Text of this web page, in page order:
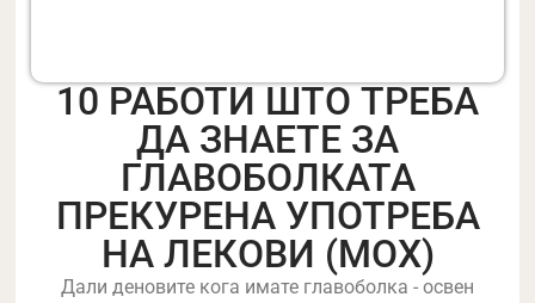
10 РАБОТИ ШТО ТРЕБА
ДА ЗНАЕТЕ ЗА
ГЛАВОБОЛКАТА
ПРЕКУРЕНА УПОТРЕБА
НА ЛЕКОВИ (МОХ)
Дали деновите кога имате главоболка - освен